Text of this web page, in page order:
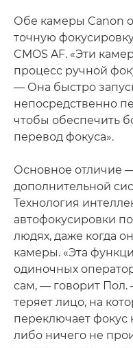
Обе камеры Canon
точную
CMOS AF. «Эти
процесс ручной
— Она быстро
непосредственно
чтобы обеспечить
перевод фокуса».
Основное отличие
дополнительной
Технология
автофокусировки
людях, даже когда
камеры. «Эта
одиночных
сам, — говорит
теряет лицо, на
переключает фокус
либо ничего не